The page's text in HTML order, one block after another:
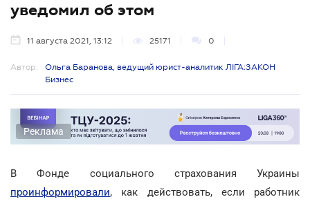
уведомил об этом
11 августа 2021, 13:12 25171 0
Автор:
Ольга Баранова, ведущий юрист-аналитик ЛІГА:ЗАКОН
Бизнес
Реклама
В Фонде социального страхования Украины
проинформировали, как действовать, если работник